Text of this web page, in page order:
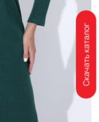
Скачать каталог